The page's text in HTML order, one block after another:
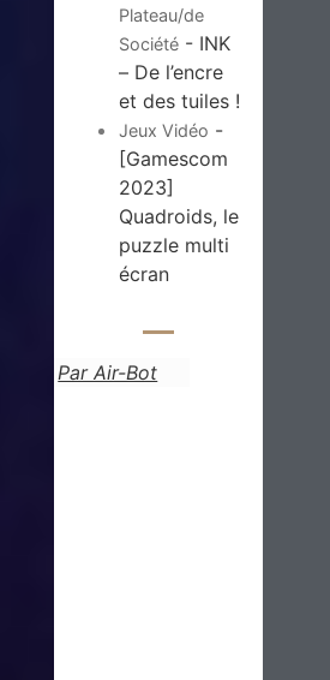
Plateau/de
Société - INK
– De l’encre
et des tuiles !
Jeux Vidéo -
[Gamescom
2023]
Quadroids, le
puzzle multi
écran
Par Air-Bot